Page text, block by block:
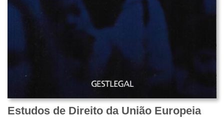
Estudos de Direito da União Europeia